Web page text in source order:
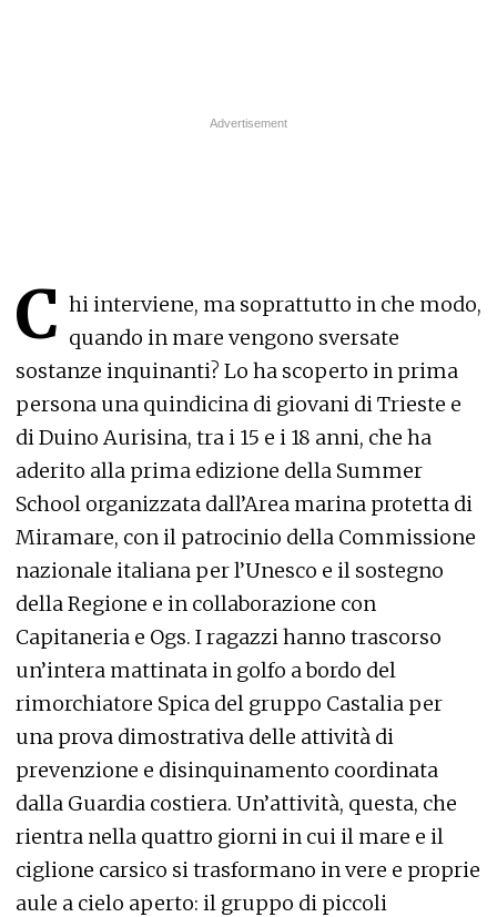
C hi interviene, ma soprattutto in che modo,
quando in mare vengono sversate
sostanze inquinanti? Lo ha scoperto in prima
persona una quindicina di giovani di Trieste e
di Duino Aurisina, tra i 15 e i 18 anni, che ha
aderito alla prima edizione della Summer
School organizzata dall’Area marina protetta di
Miramare, con il patrocinio della Commissione
nazionale italiana per l’Unesco e il sostegno
della Regione e in collaborazione con
Capitaneria e Ogs. I ragazzi hanno trascorso
un’intera mattinata in golfo a bordo del
rimorchiatore Spica del gruppo Castalia per
una prova dimostrativa delle attività di
prevenzione e disinquinamento coordinata
dalla Guardia costiera. Un’attività, questa, che
rientra nella quattro giorni in cui il mare e il
ciglione carsico si trasformano in vere e proprie
aule a cielo aperto: il gruppo di piccoli